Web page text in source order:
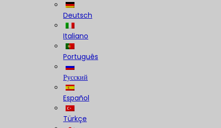
Deutsch
Italiano
Português
Русский
Español
Türkçe